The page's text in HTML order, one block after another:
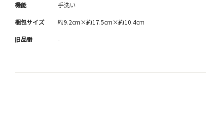
機能 手洗い
梱包サイズ 約9.2cm×約17.5cm×約10.4cm
旧品番 -